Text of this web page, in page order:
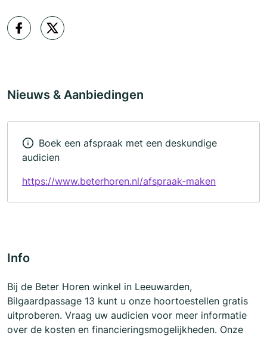
Nieuws & Aanbiedingen
Boek een afspraak met een deskundige
audicien
https://www.beterhoren.nl/afspraak-maken
Info
Bij de Beter Horen winkel in Leeuwarden,
Bilgaardpassage 13 kunt u onze hoortoestellen gratis
uitproberen. Vraag uw audicien voor meer informatie
over de kosten en financieringsmogelijkheden. Onze